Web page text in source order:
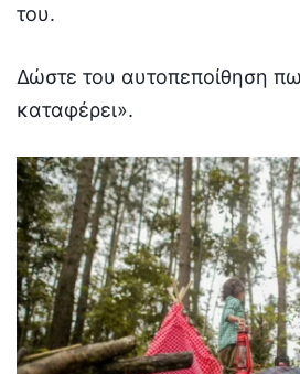
του.
Δώστε του αυτοπεποίθηση
καταφέρει».